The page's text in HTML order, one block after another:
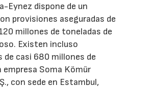
Eynez dispone de un
provisiones aseguradas de
millones de toneladas de
Existen incluso
de casi 680 millones de
empresa Soma Kömür
con sede en Estambul,